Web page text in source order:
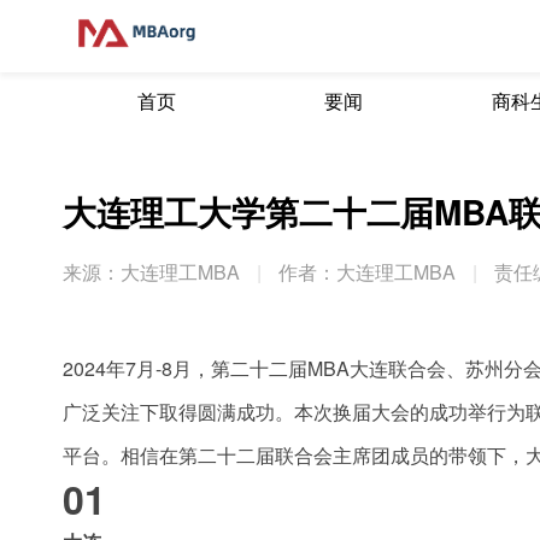
首页 要闻 商科
大连理工大学第二十二届MBA
来源：大连理工MBA 作者：大连理工MBA 责任
2024年7月-8月，第二十二届MBA大连联合会、苏州分
广泛关注下取得圆满成功。本次换届大会的成功举行
平台。相信在第二十二届联合会主席团成员的带领下
01